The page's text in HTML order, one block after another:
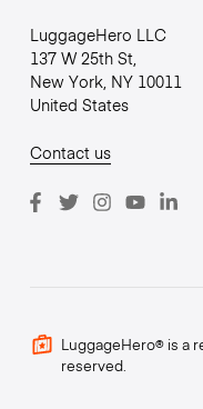
LuggageHero LLC
137 W 25th St,
New York, NY 10011
United States
Contact us
LuggageHero® is a
reserved.